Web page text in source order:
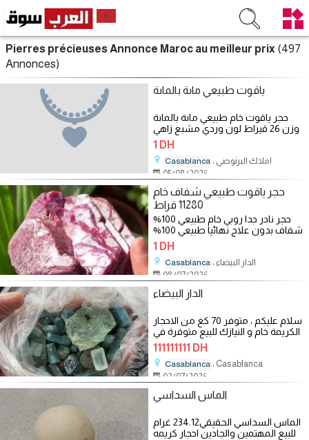
Pierres précieuses Annonce Maroc au meilleur prix (497
Annonces)
ياقوت طبيعي ماىة بالماىة
حجر ياقوت خام طبيعي ماىة بالماىة
وزن 26 قيراط لون وردي مشبع زاهي
شفافة خالية تماما من الشواىب
1 DH
Casablanca
، املاك البرنوصي
05/08/2026
حجر ياقوت طبيعي شفاف خام
11280 قراط
حجر نادر جدا روبي خام طبيعي 100%
شفاف بدون علاج نهائيا طبيعي 100%
1 DH
Casablanca
، الدار البيضاء
08/07/2026
الدار البيضاء
سلام عليكم ، متوفر 70 كغ من الاحجار
الكريمة خام و النيازك للبيع متوفرة في
الدار البيضاء ،
111111111 DH
Casablanca ، Casablanca
02/07/2026
الماس السداسي
الماس السداسي الحقيقي234.12 غرام
للبيع المهتمين والجادين احجار كريمه